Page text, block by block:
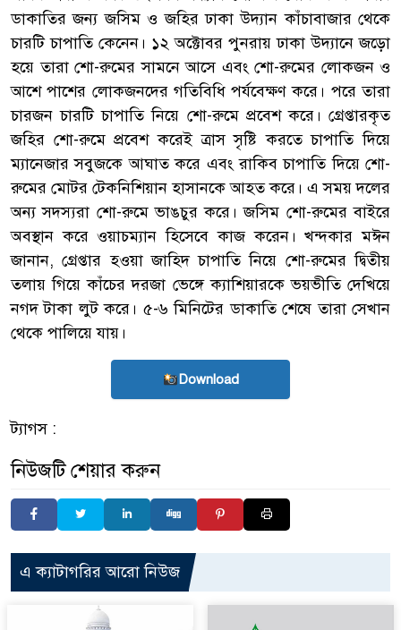
ডাকাতির জন্য জসিম ও জহির ঢাকা উদ্যান কাঁচাবাজার থেকে
চারটি চাপাতি কেনেন। ১২ অক্টোবর পুনরায় ঢাকা উদ্যানে জড়ো
হয়ে তারা শো-রুমের সামনে আসে এবং শো-রুমের লোকজন ও
আশে পাশের লোকজনদের গতিবিধি পর্যবেক্ষণ করে। পরে তারা
চারজন চারটি চাপাতি নিয়ে শো-রুমে প্রবেশ করে। গ্রেপ্তারকৃত
জহির শো-রুমে প্রবেশ করেই ত্রাস সৃষ্টি করতে চাপাতি দিয়ে
ম্যানেজার সবুজকে আঘাত করে এবং রাকিব চাপাতি দিয়ে শো-
রুমের মোটর টেকনিশিয়ান হাসানকে আহত করে। এ সময় দলের
অন্য সদস্যরা শো-রুমে ভাঙচুর করে। জসিম শো-রুমের বাইরে
অবস্থান করে ওয়াচম্যান হিসেবে কাজ করেন। খন্দকার মঈন
জানান, গ্রেপ্তার হওয়া জাহিদ চাপাতি নিয়ে শো-রুমের দ্বিতীয়
তলায় গিয়ে কাঁচের দরজা ভেঙ্গে ক্যাশিয়ারকে ভয়ভীতি দেখিয়ে
নগদ টাকা লুট করে। ৫-৬ মিনিটের ডাকাতি শেষে তারা সেখান
থেকে পালিয়ে যায়।
Download
ট্যাগস :
নিউজটি শেয়ার করুন
এ ক্যাটাগরির আরো নিউজ